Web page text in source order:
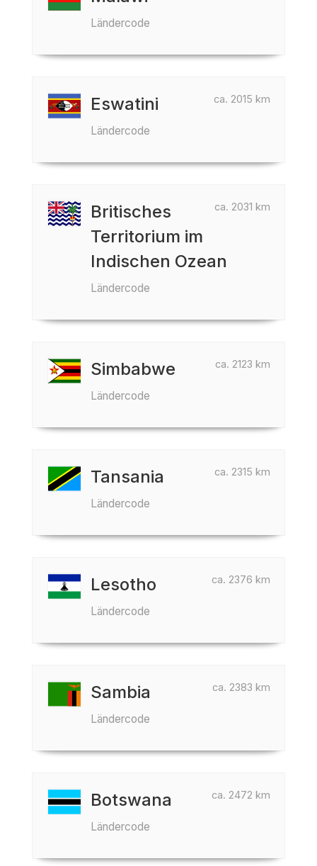
Ländercode
ca. 2015 km
Eswatini
Ländercode
ca. 2031 km
Britisches
Territorium im
Indischen Ozean
Ländercode
ca. 2123 km
Simbabwe
Ländercode
ca. 2315 km
Tansania
Ländercode
ca. 2376 km
Lesotho
Ländercode
ca. 2383 km
Sambia
Ländercode
ca. 2472 km
Botswana
Ländercode